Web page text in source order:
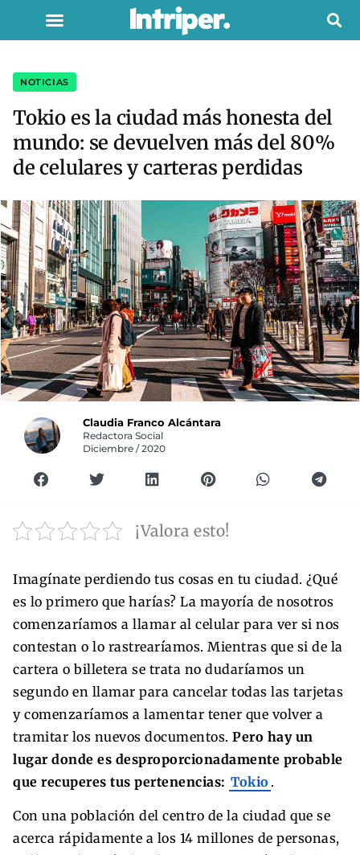
NOTICIAS
Tokio es la ciudad más honesta del
mundo: se devuelven más del 80%
de celulares y carteras perdidas
Claudia Franco Alcántara
Redactora Social
Diciembre / 2020
¡Valora esto!
Imagínate perdiendo tus cosas en tu ciudad. ¿Qué
es lo primero que harías? La mayoría de nosotros
comenzaríamos a llamar al celular para ver si nos
contestan o lo rastrearíamos. Mientras que si de la
cartera o billetera se trata no dudaríamos un
segundo en llamar para cancelar todas las tarjetas
y comenzaríamos a lamentar tener que volver a
tramitar los nuevos documentos. Pero hay un
lugar donde es desproporcionadamente probable
que recuperes tus pertenencias: Tokio .
Con una población del centro de la ciudad que se
acerca rápidamente a los 14 millones de personas,